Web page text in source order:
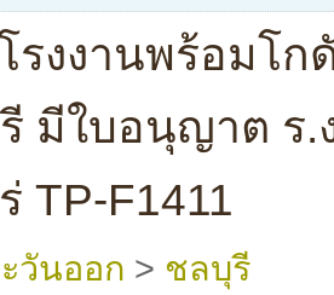
รงงานพร้อมโก
มีใบอนุญาต ร.
TP-F1411
วันออก > ชลบุรี